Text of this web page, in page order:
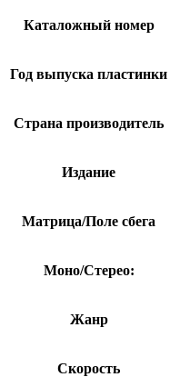
Каталожный номер
Год выпуска пластинки
Страна производитель
Издание
Матрица/Поле сбега
Моно/Стерео:
Жанр
Скорость